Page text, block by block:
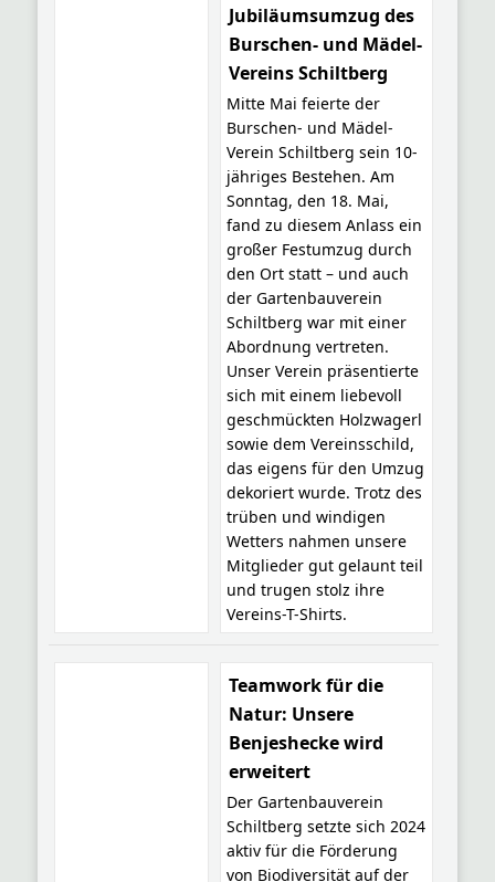
Jubiläumsumzug des
Burschen- und Mädel-
Vereins Schiltberg
Mitte Mai feierte der
Burschen- und Mädel-
Verein Schiltberg sein 10-
jähriges Bestehen. Am
Sonntag, den 18. Mai,
fand zu diesem Anlass ein
großer Festumzug durch
den Ort statt – und auch
der Gartenbauverein
Schiltberg war mit einer
Abordnung vertreten.
Unser Verein präsentierte
sich mit einem liebevoll
geschmückten Holzwagerl
sowie dem Vereinsschild,
das eigens für den Umzug
dekoriert wurde. Trotz des
trüben und windigen
Wetters nahmen unsere
Mitglieder gut gelaunt teil
und trugen stolz ihre
Vereins-T-Shirts.
Teamwork für die
Natur: Unsere
Benjeshecke wird
erweitert
Der Gartenbauverein
Schiltberg setzte sich 2024
aktiv für die Förderung
von Biodiversität auf der